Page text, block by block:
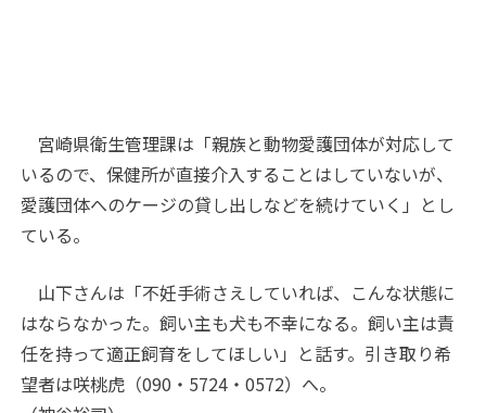
宮崎県衛生管理課は「親族と動物愛護団体が対応して
いるので、保健所が直接介入することはしていないが、
愛護団体へのケージの貸し出しなどを続けていく」とし
ている。
山下さんは「不妊手術さえしていれば、こんな状態に
はならなかった。飼い主も犬も不幸になる。飼い主は責
任を持って適正飼育をしてほしい」と話す。引き取り希
望者は咲桃虎（090・5724・0572）へ。